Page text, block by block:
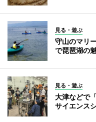
見る・遊ぶ
守山のマリ
で琵琶湖の
見る・遊ぶ
大津などで
サイエンス